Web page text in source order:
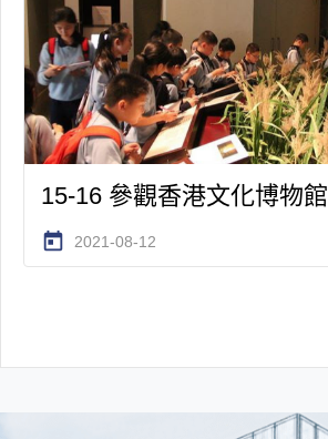
15-16 參觀香港文化博物館
today 2021-08-12